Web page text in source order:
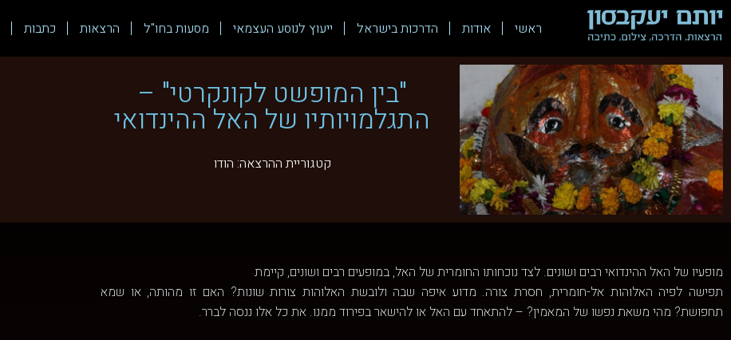
ראשי אודות הדרכות בישראל ייעוץ לנוסע העצמאי מסעות בחו"ל הרצאות כתבות
"בין המופשט לקונקרטי" –
התגלמויותיו של האל ההינדואי
קטגוריית ההרצאה: הודו
מופעיו של האל ההינדואי רבים ושונים. לצד נוכחותו החומרית של האל, במופעים רבים ושונים, קיימת
תפישה לפיה האלוהות אל-חומרית, חסרת צורה. מדוע איפה שבה ולובשת האלוהות צורות שונות? האם זו מהותה, או שמא
תחפושת? מהי משאת נפשו של המאמין? – להתאחד עם האל או להישאר בפירוד ממנו. את כל אלו ננסה לברר.